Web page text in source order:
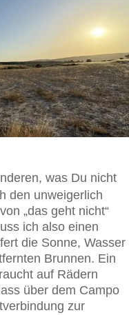
was Du nicht
den unweigerlich
„das geht nicht“
ich also einen
die Sonne, Wasser
Brunnen. Ein
auf Rädern
über dem Campo
zur